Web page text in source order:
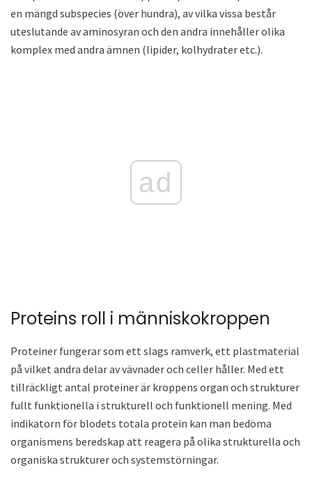
en mängd subspecies (över hundra), av vilka vissa består
uteslutande av aminosyran och den andra innehåller olika
komplex med andra ämnen (lipider, kolhydrater etc.).
ad
Proteins roll i människokroppen
Proteiner fungerar som ett slags ramverk, ett plastmaterial
på vilket andra delar av vävnader och celler håller. Med ett
tillräckligt antal proteiner är kroppens organ och strukturer
fullt funktionella i strukturell och funktionell mening. Med
indikatorn för blodets totala protein kan man bedöma
organismens beredskap att reagera på olika strukturella och
organiska strukturer och systemstörningar.